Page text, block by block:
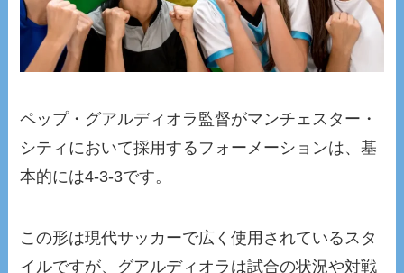
ペップ・グアルディオラ監督がマンチェスター・
シティにおいて採用するフォーメーションは、基
本的には4-3-3です。
この形は現代サッカーで広く使用されているスタ
イルですが、グアルディオラは試合の状況や対戦